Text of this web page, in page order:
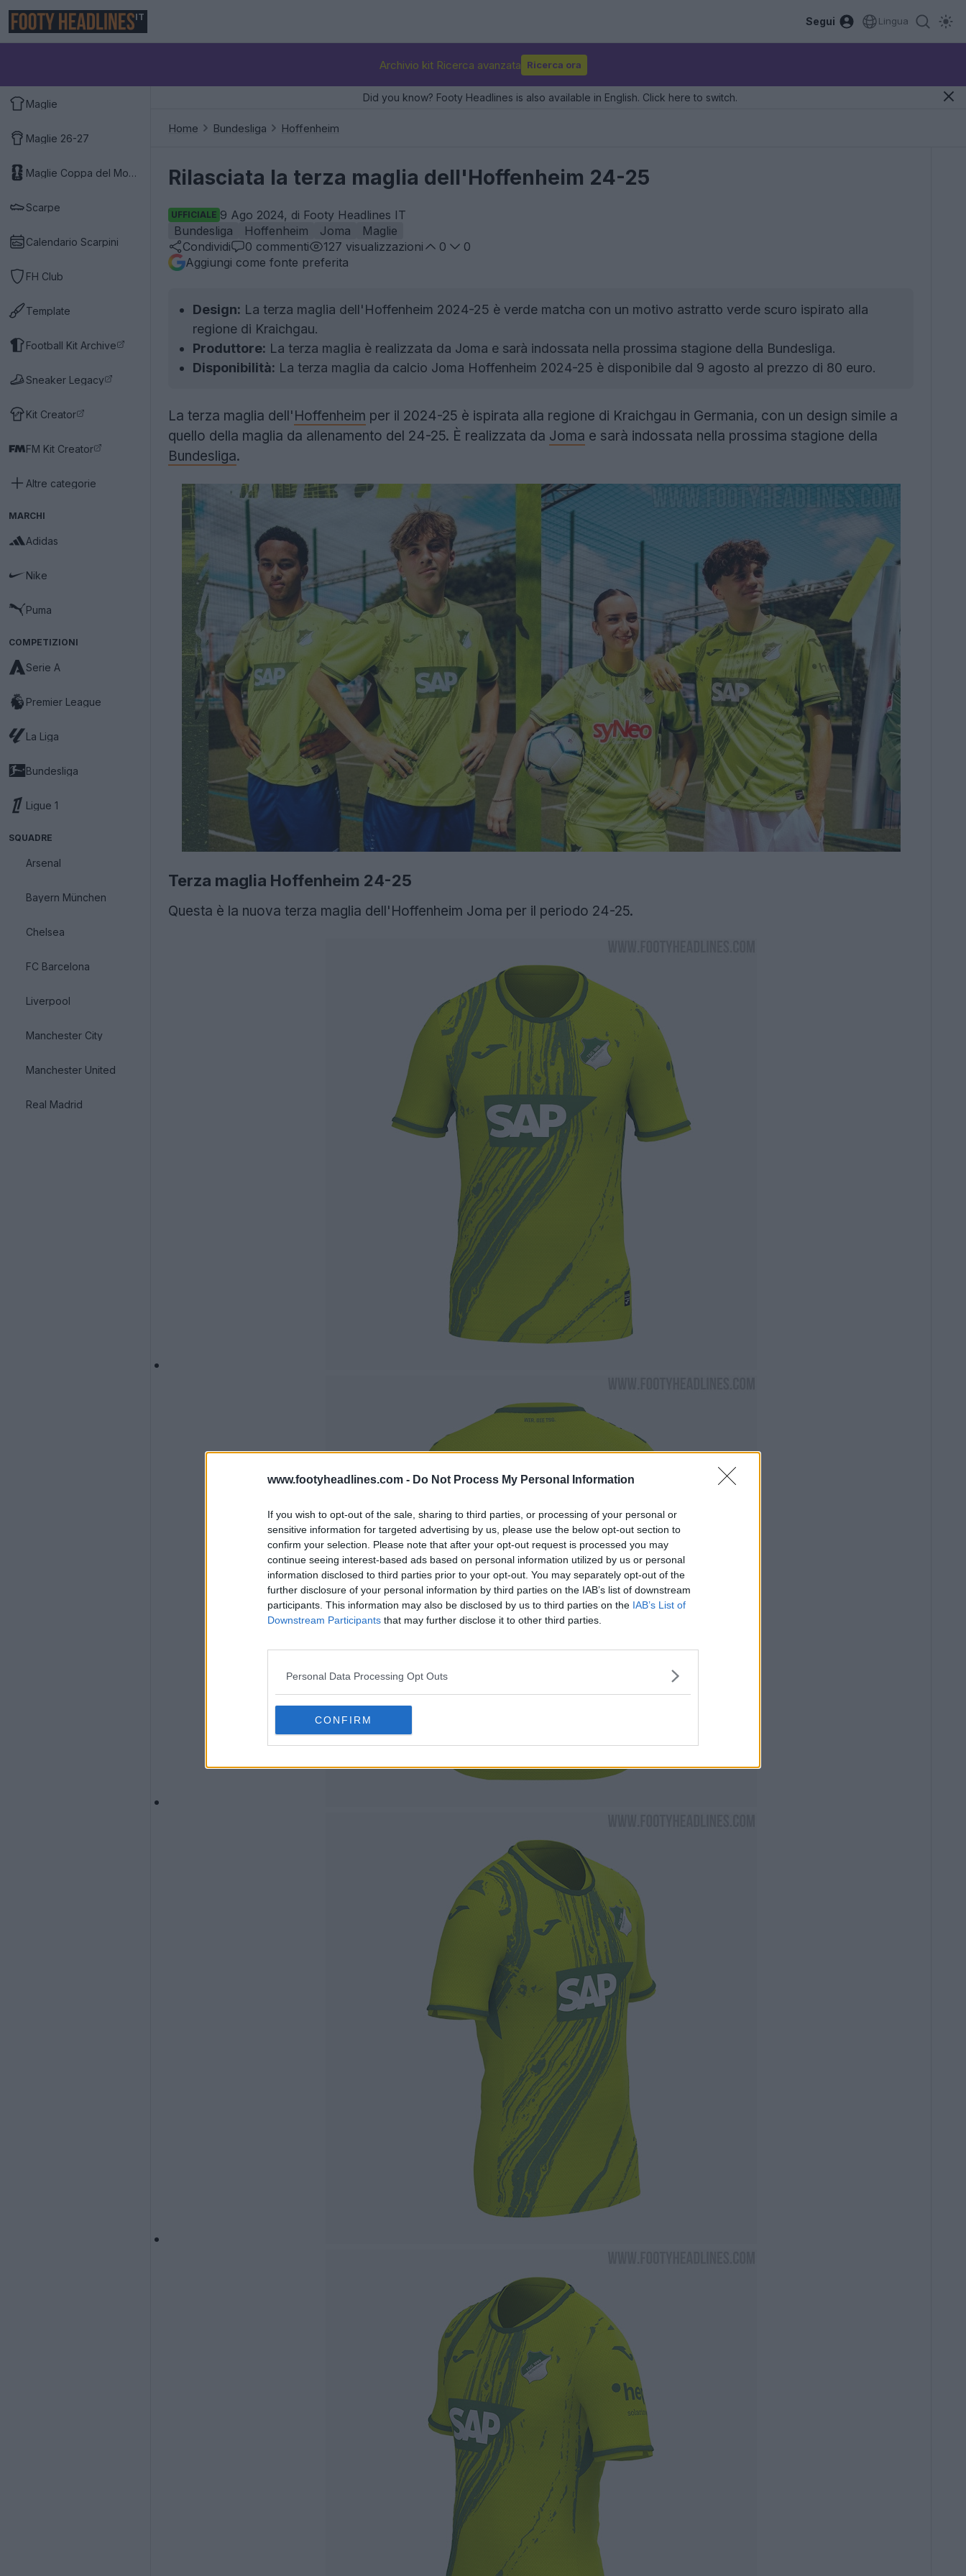
www.footyheadlines.com - Do Not Process My Personal Information
If you wish to opt-out of the sale, sharing to third parties, or processing of your personal or
sensitive information for targeted advertising by us, please use the below opt-out section to
confirm your selection. Please note that after your opt-out request is processed you may
continue seeing interest-based ads based on personal information utilized by us or personal
information disclosed to third parties prior to your opt-out. You may separately opt-out of the
further disclosure of your personal information by third parties on the IAB’s list of downstream
participants. This information may also be disclosed by us to third parties on the IAB’s List of
Downstream Participants that may further disclose it to other third parties.
Personal Data Processing Opt Outs
CONFIRM
IT Segui Lingua
Archivio kit Ricerca avanzata Ricerca ora
Maglie
Maglie 26-27
Maglie Coppa del Mondo 2026
Scarpe
Calendario Scarpini
FH Club
Template
Football Kit Archive
Sneaker Legacy
Kit Creator
FM Kit Creator
Altre categorie
MARCHI
Adidas
Nike
Puma
COMPETIZIONI
Serie A
Premier League
La Liga
Bundesliga
Ligue 1
SQUADRE
Arsenal
Bayern München
Chelsea
FC Barcelona
Liverpool
Manchester City
Manchester United
Real Madrid
Did you know? Footy Headlines is also available in English. Click here to switch.
Home Bundesliga Hoffenheim
Rilasciata la terza maglia dell'Hoffenheim 24-25
UFFICIALE 9 Ago 2024, di Footy Headlines IT
Bundesliga
Hoffenheim Joma
Maglie
Condividi
0 commenti 127 visualizzazioni 0
0
Aggiungi come fonte preferita
Design: La terza maglia dell'Hoffenheim 2024-25 è verde matcha con un motivo astratto verde scuro ispirato alla
regione di Kraichgau.
Produttore: La terza maglia è realizzata da Joma e sarà indossata nella prossima stagione della Bundesliga.
Disponibilità: La terza maglia da calcio Joma Hoffenheim 2024-25 è disponibile dal 9 agosto al prezzo di 80 euro.
La terza maglia dell'Hoffenheim per il 2024-25 è ispirata alla regione di Kraichgau in Germania, con un design simile a
quello della maglia da allenamento del 24-25. È realizzata da Joma e sarà indossata nella prossima stagione della
Bundesliga.
Terza maglia Hoffenheim 24-25
Questa è la nuova terza maglia dell'Hoffenheim Joma per il periodo 24-25.